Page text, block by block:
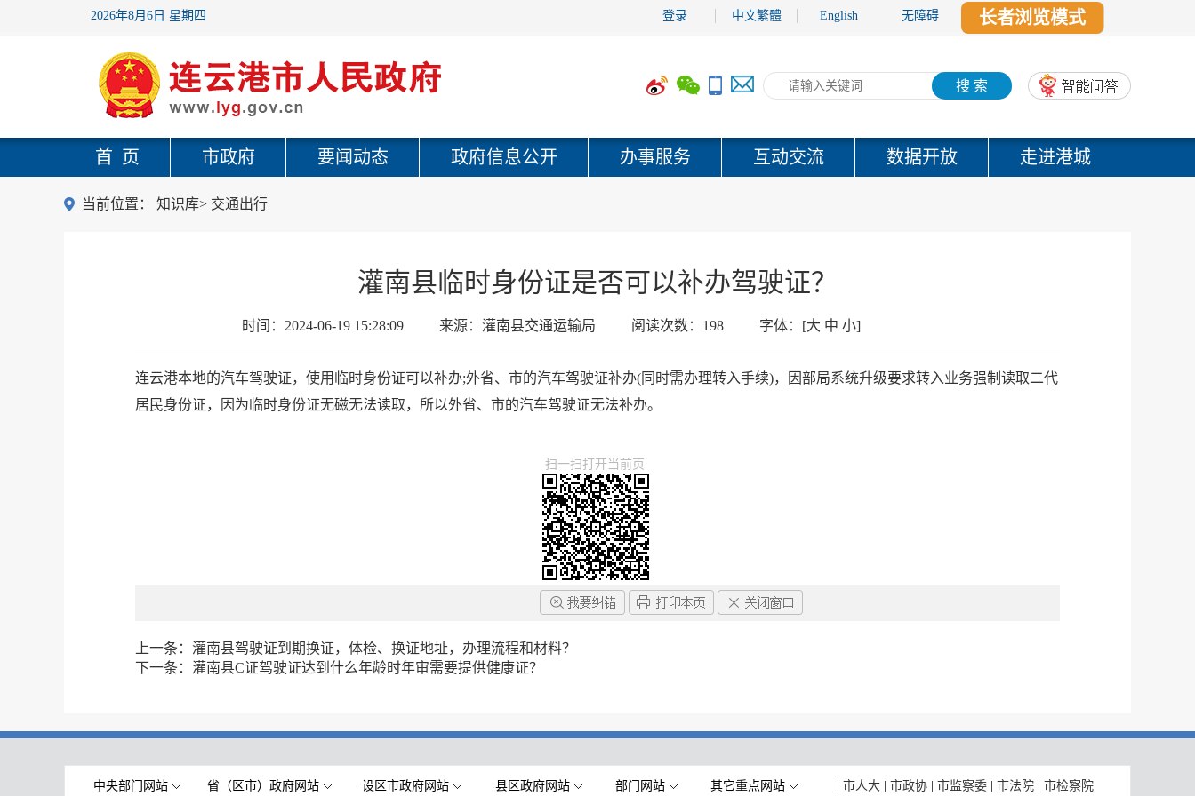
2026年8月6日 星期四 登录 中文繁體 English 无障碍 长者浏览模式
搜 索
首 页 市政府 要闻动态 政府信息公开 办事服务 互动交流 数据开放 走进港城
当前位置： 知识库> 交通出行
灌南县临时身份证是否可以补办驾驶证？
时间： 2024-06-19 15:28:09 来源： 灌南县交通运输局 阅读次数： 198 字体： [大 中 小]
连云港本地的汽车驾驶证，使用临时身份证可以补办;外省、市的汽车驾驶证补办(同时需办理转入手续)，因部局系统升级要求转入业务强制读取二代
居民身份证，因为临时身份证无磁无法读取，所以外省、市的汽车驾驶证无法补办。
扫一扫打开当前页
上一条： 灌南县驾驶证到期换证，体检、换证地址，办理流程和材料？
下一条： 灌南县C证驾驶证达到什么年龄时年审需要提供健康证？
中央部门网站 省（区市）政府网站 设区市政府网站 县区政府网站 部门网站 其它重点网站 市人大 市政协 市监察委 市法院 市检察院